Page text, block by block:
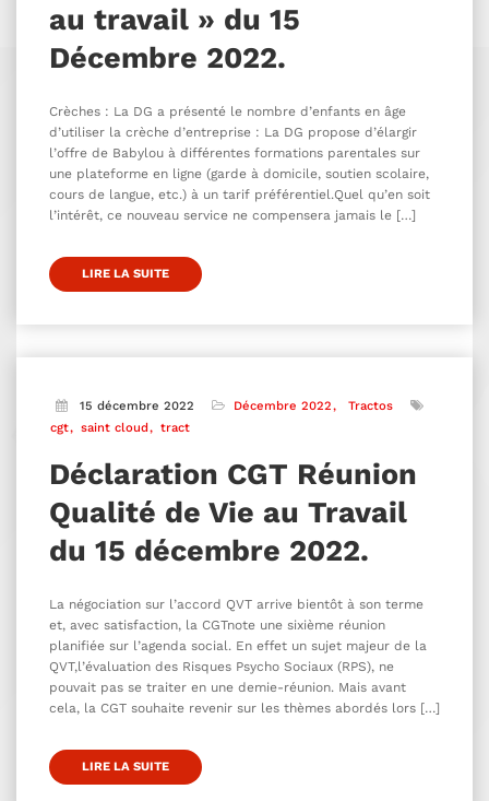
au travail » du 15
Décembre 2022.
Crèches : La DG a présenté le nombre d’enfants en âge
d’utiliser la crèche d’entreprise : La DG propose d’élargir
l’offre de Babylou à différentes formations parentales sur
une plateforme en ligne (garde à domicile, soutien scolaire,
cours de langue, etc.) à un tarif préférentiel.Quel qu’en soit
l’intérêt, ce nouveau service ne compensera jamais le […]
LIRE LA SUITE
15 décembre 2022 Décembre 2022
Tractos
cgt
saint cloud tract
Déclaration CGT Réunion
Qualité de Vie au Travail
du 15 décembre 2022.
La négociation sur l’accord QVT arrive bientôt à son terme
et, avec satisfaction, la CGTnote une sixième réunion
planifiée sur l’agenda social. En effet un sujet majeur de la
QVT,l’évaluation des Risques Psycho Sociaux (RPS), ne
pouvait pas se traiter en une demie-réunion. Mais avant
cela, la CGT souhaite revenir sur les thèmes abordés lors […]
LIRE LA SUITE